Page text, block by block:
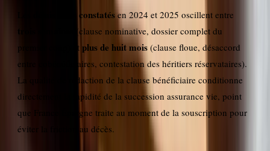
délais réels constatés en 2024 et 2025 oscillent entre
(clause nominative, dossier complet du
premier coup) et plus de huit mois (clause floue, désaccord
entre cobénéficiaires, contestation des héritiers réservataires).
La qualité de rédaction de la clause bénéficiaire conditionne
directement la rapidité de la succession assurance vie, point
que France Épargne traite au moment de la souscription pour
éviter la friction au décès.